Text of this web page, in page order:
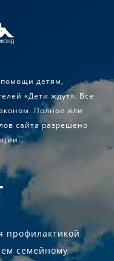
детям,
«Дети ждут». Все
Полное или
сайта разрешено
профилактикой
семейному